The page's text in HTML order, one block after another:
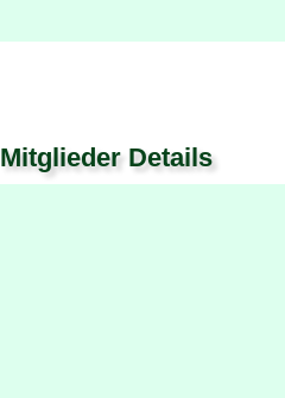
Mitglieder Details